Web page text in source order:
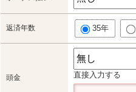
返済年数 35年
頭金 直接入力する